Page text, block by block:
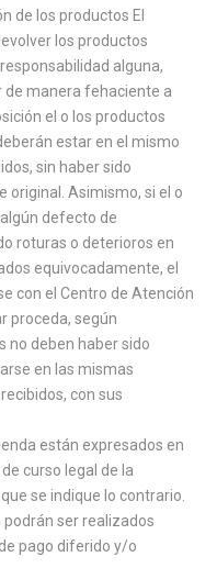
de los productos El
los productos
alguna,
de manera fehaciente a
el o los productos
estar en el mismo
sin haber sido
original. Asimismo, si el o
defecto de
roturas o deterioros en
equivocadamente, el
con el Centro de Atención
proceda, según
no deben haber sido
en las mismas
con sus
están expresados en
curso legal de la
se indique lo contrario.
podrán ser realizados
pago diferido y/o